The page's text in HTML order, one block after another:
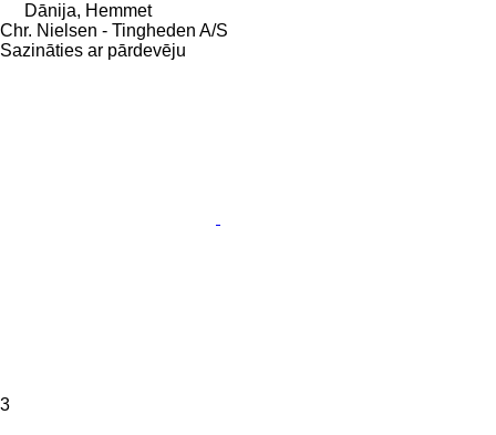
Dānija, Hemmet
Chr. Nielsen - Tingheden A/S
Sazināties ar pārdevēju
3